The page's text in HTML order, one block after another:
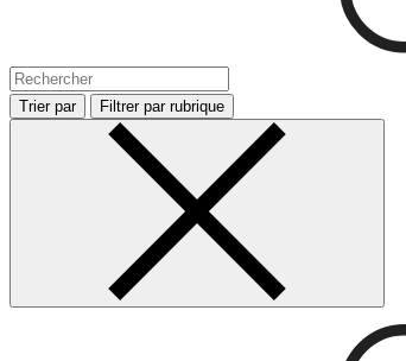
Trier par Filtrer par rubrique